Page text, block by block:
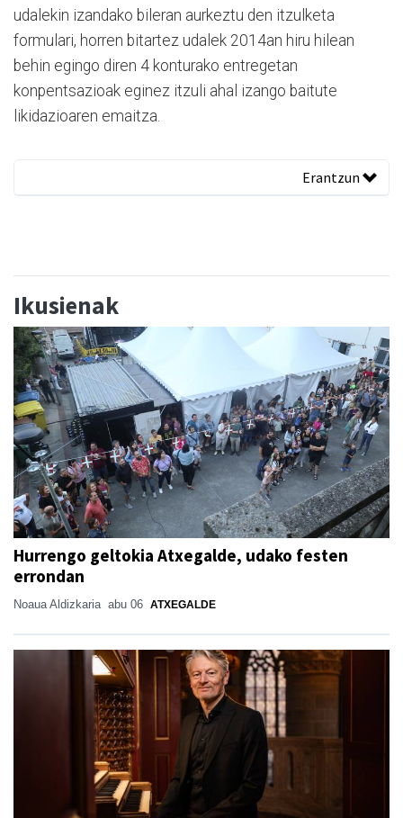
udalekin izandako bileran aurkeztu den itzulketa
formulari, horren bitartez udalek 2014an hiru hilean
behin egingo diren 4 konturako entregetan
konpentsazioak eginez itzuli ahal izango baitute
likidazioaren emaitza.
Erantzun
Ikusienak
Hurrengo geltokia Atxegalde, udako festen
errondan
Noaua Aldizkaria abu 06 ATXEGALDE